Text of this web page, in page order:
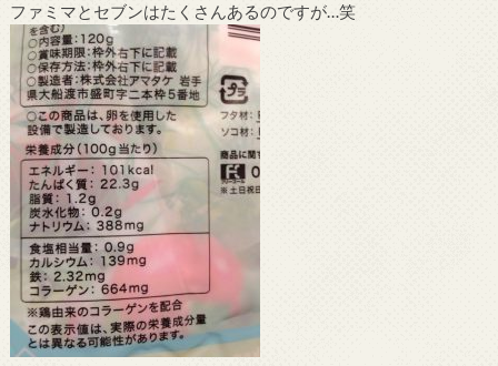
ファミマとセブンはたくさんあるのですが…笑